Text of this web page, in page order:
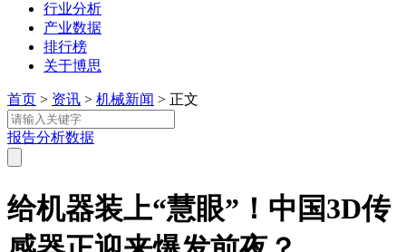
行业分析
产业数据
排行榜
关于博思
首页 > 资讯 > 机械新闻 > 正文
报告分析数据
给机器装上“慧眼”！中国3D传